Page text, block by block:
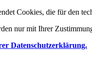
Cookies, die für den
nur mit Ihrer
Datenschutzerklärung.